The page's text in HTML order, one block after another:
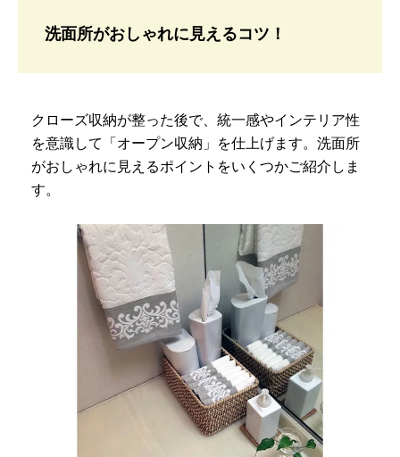
洗面所がおしゃれに見えるコツ！
クローズ収納が整った後で、統一感やインテリア性
を意識して「オープン収納」を仕上げます。洗面所
がおしゃれに見えるポイントをいくつかご紹介しま
す。